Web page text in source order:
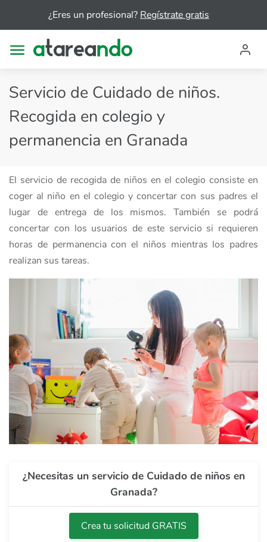
¿Eres un profesional?Regístrate gratis
Servicio de Cuidado de niños.
Recogida en colegio y
permanencia en Granada
El servicio de recogida de niños en el colegio consiste en
coger al niño en el colegio y concertar con sus padres el
lugar de entrega de los mismos. También se podrá
concertar con los usuarios de este servicio si requieren
horas de permanencia con el niños mientras los padres
realizan sus tareas.
¿Necesitas un servicio de Cuidado de niños en
Granada?
Crea tu solicitud GRATIS